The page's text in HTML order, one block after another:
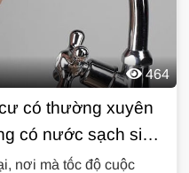
464
có thường xuyên
có nước sạch sinh
nơi mà tốc độ cuộc